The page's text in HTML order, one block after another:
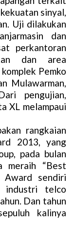
sinyal,
Uji dilakukan
dan
perkantoran
dan area
Pemko
Mulawarman,
pengujian,
XL melampaui
rangkaian
2013, yang
pada bulan
meraih “Best
Award sendiri
industri telco
Dan tahun
kalinya